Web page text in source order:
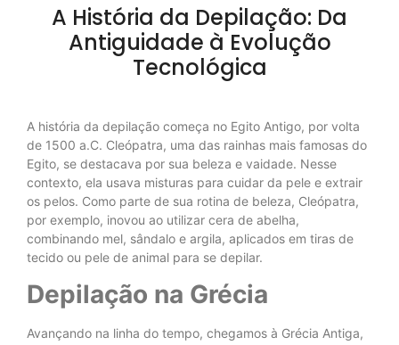
A História da Depilação: Da
Antiguidade à Evolução
Tecnológica
A história da depilação começa no Egito Antigo, por volta
de 1500 a.C. Cleópatra, uma das rainhas mais famosas do
Egito, se destacava por sua beleza e vaidade. Nesse
contexto, ela usava misturas para cuidar da pele e extrair
os pelos. Como parte de sua rotina de beleza, Cleópatra,
por exemplo, inovou ao utilizar cera de abelha,
combinando mel, sândalo e argila, aplicados em tiras de
tecido ou pele de animal para se depilar.
Depilação na Grécia
Avançando na linha do tempo, chegamos à Grécia Antiga,